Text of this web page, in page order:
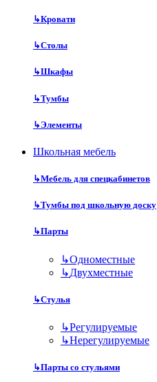
↳Кровати
↳Столы
↳Шкафы
↳Тумбы
↳Элементы
Школьная мебель
↳Мебель для спецкабинетов
↳Тумбы под школьную доску
↳Парты
↳Одноместные
↳Двухместные
↳Стулья
↳Регулируемые
↳Нерегулируемые
↳Парты со стульями